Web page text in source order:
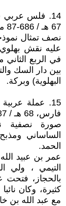
14. فلس
67 هـ / 686-87 ميلادي.
نصف تمثال
عليه نقش
في الربع
بين دار السك
البهلوية) وبركة.
15. عملة
فارس، 68 هـ / 687-688 م.
صورة نصفية
الساساني
الحمد.
عمر بن عبيد
التيمي ، ولي
بالحجاز، فتحت
كثيرة، وكان
مع عبد الله بن